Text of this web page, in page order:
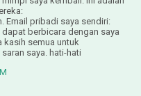
Email pribadi saya sendiri:
berbicara dengan saya
kasih semua untuk
saya. hati-hati